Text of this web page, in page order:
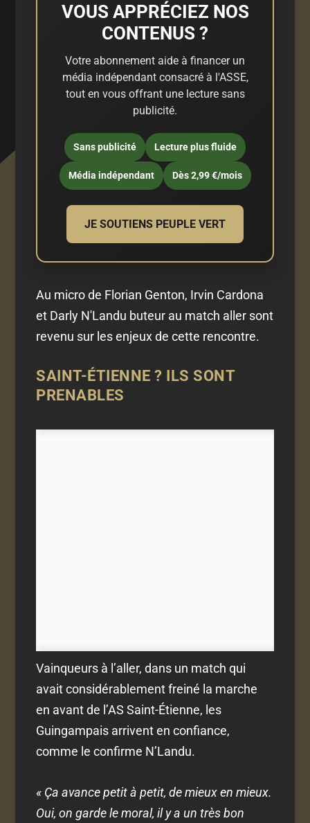
VOUS APPRÉCIEZ NOS
CONTENUS ?
Votre abonnement aide à financer un
média indépendant consacré à l'ASSE,
tout en vous offrant une lecture sans
publicité.
Sans publicité Lecture plus fluide
Média indépendant Dès 2,99 €/mois
JE SOUTIENS PEUPLE VERT
Au micro de Florian Genton, Irvin Cardona
et Darly N'Landu buteur au match aller sont
revenu sur les enjeux de cette rencontre.
SAINT-ÉTIENNE ? ILS SONT
PRENABLES
Vainqueurs à l’aller, dans un match qui
avait considérablement freiné la marche
en avant de l’AS Saint-Étienne, les
Guingampais arrivent en confiance,
comme le confirme N’Landu.
« Ça avance petit à petit, de mieux en mieux.
Oui, on garde le moral, il y a un très bon